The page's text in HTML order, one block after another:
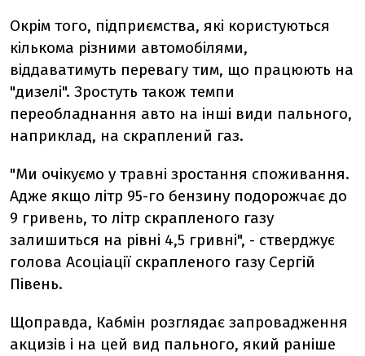
Окрім того, підприємства, які користуються
кількома різними автомобілями,
віддаватимуть перевагу тим, що працюють на
"дизелі". Зростуть також темпи
переобладнання авто на інші види пального,
наприклад, на скраплений газ.
"Ми очікуємо у травні зростання споживання.
Адже якщо літр 95-го бензину подорожчає до
9 гривень, то літр скрапленого газу
залишиться на рівні 4,5 гривні", - стверджує
голова Асоціації скрапленого газу Сергій
Півень.
Щоправда, Кабмін розглядає запровадження
акцизів і на цей вид пального, який раніше